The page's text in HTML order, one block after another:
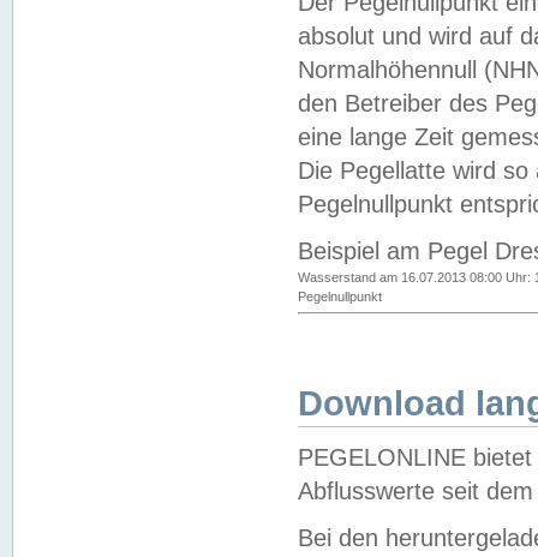
absolut und wird auf
Normalhöhennull
den Betreiber des
eine lange Zeit
Die Pegellatte wird
Pegelnullpunkt
Beispiel am Pegel
Wasserstand am 16.07.2013 08:00 Uhr:
Pegelnullpunkt
Download
PEGELONLINE
Abflusswerte seit
Bei den